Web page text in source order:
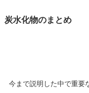
炭水化物のまとめ
今まで説明した中で重要